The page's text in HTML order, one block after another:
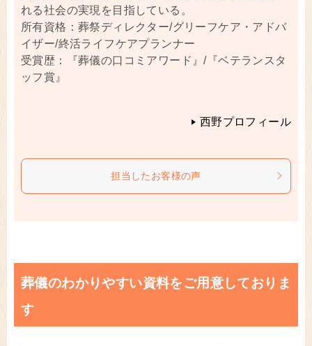
れる社会の実現を目指している。
所有資格：葬祭ディレクター/グリーフケア・アドバ
イザー/終活ライフケアプランナー
受賞歴：『葬儀の口コミアワード』/『ベテランスタ
ッフ賞』
西野プロフィール
担当したお客様の声
葬儀のわかりやすい資料をご用意しておりま
す